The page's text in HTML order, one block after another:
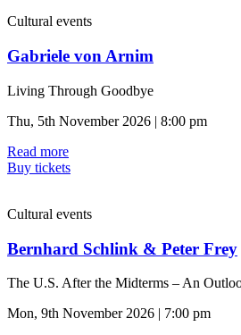
Cultural events
Gabriele von Arnim
Living Through Goodbye
Thu, 5th November 2026 | 8:00 pm
Read more
Buy tickets
Cultural events
Bernhard Schlink & Peter Frey
The U.S. After the Midterms – An
Mon, 9th November 2026 | 7:00 pm